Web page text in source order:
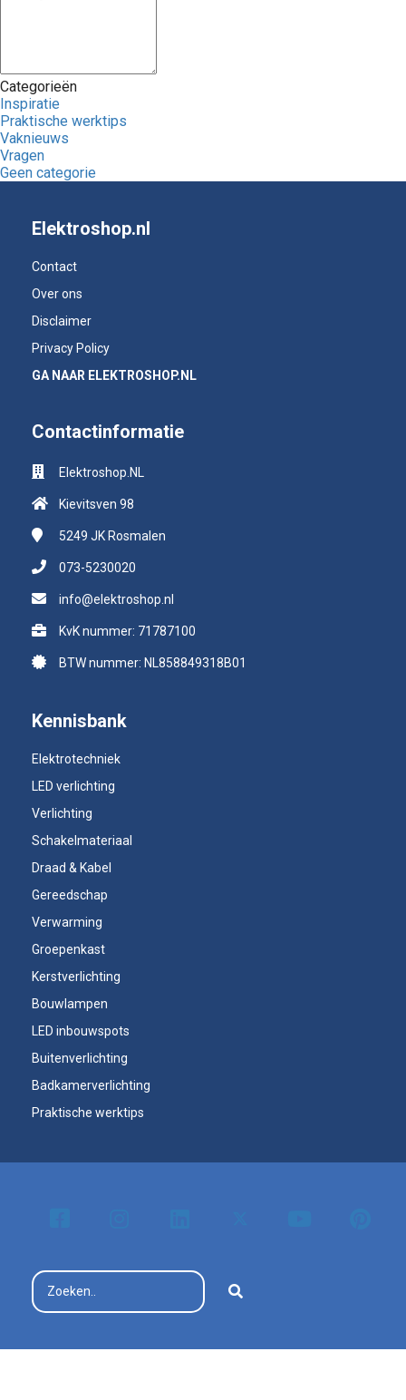
Categorieën
Inspiratie
Praktische werktips
Vaknieuws
Vragen
Geen categorie
Elektroshop.nl
Contact
Over ons
Disclaimer
Privacy Policy
GA NAAR ELEKTROSHOP.NL
Contactinformatie
Elektroshop.NL
Kievitsven 98
5249 JK Rosmalen
073-5230020
info@elektroshop.nl
KvK nummer: 71787100
BTW nummer: NL858849318B01
Kennisbank
Elektrotechniek
LED verlichting
Verlichting
Schakelmateriaal
Draad & Kabel
Gereedschap
Verwarming
Groepenkast
Kerstverlichting
Bouwlampen
LED inbouwspots
Buitenverlichting
Badkamerverlichting
Praktische werktips